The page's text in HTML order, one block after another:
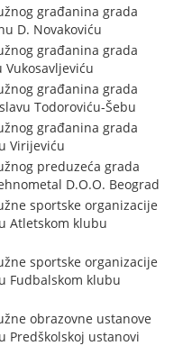
građanina grada
D. Novakoviću
građanina grada
Vukosavljeviću
građanina grada
Todoroviću-Šebu
građanina grada
Virijeviću
preduzeća grada
D.O.O. Beograd
sportske organizacije
Atletskom klubu
sportske organizacije
Fudbalskom klubu
obrazovne ustanove
Predškolskoj ustanovi